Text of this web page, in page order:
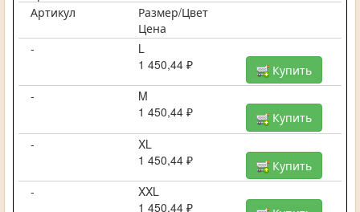
Артикул
Размер/Цвет
Цена
-
L
1 450,44 ₽
Купить
-
M
1 450,44 ₽
Купить
-
XL
1 450,44 ₽
Купить
-
XXL
1 450,44 ₽